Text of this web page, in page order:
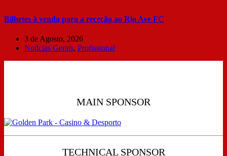
Bilhetes à venda para a receção ao Rio Ave FC
3 de Agosto, 2026
Notícias Gerais, Profissional
MAIN SPONSOR
TECHNICAL SPONSOR